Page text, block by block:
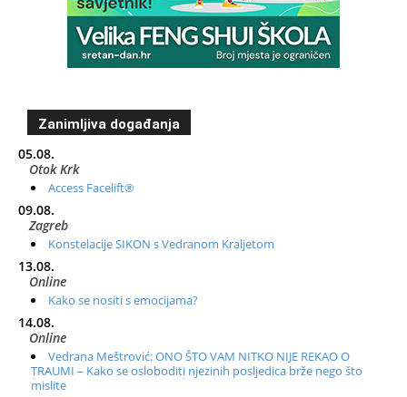
Zanimljiva događanja
05.08.
Otok Krk
Access Facelift®
09.08.
Zagreb
Konstelacije SIKON s Vedranom Kraljetom
13.08.
Online
Kako se nositi s emocijama?
14.08.
Online
Vedrana Meštrović: ONO ŠTO VAM NITKO NIJE REKAO O
TRAUMI – Kako se osloboditi njezinih posljedica brže nego što
mislite